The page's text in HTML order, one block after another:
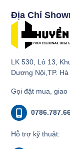
Địa Chỉ
LK 530, Lô 13,
Dương Nội,TP. Hà
Gọi đặt mua, giao
Hỗ trợ kỹ thuật: